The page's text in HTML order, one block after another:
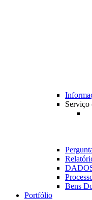
Serviço
Bens
Portfólio